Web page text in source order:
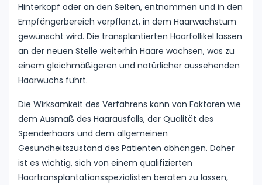
Hinterkopf oder an den Seiten, entnommen und in den
Empfängerbereich verpflanzt, in dem Haarwachstum
gewünscht wird. Die transplantierten Haarfollikel lassen
an der neuen Stelle weiterhin Haare wachsen, was zu
einem gleichmäßigeren und natürlicher aussehenden
Haarwuchs führt.
Die Wirksamkeit des Verfahrens kann von Faktoren wie
dem Ausmaß des Haarausfalls, der Qualität des
Spenderhaars und dem allgemeinen
Gesundheitszustand des Patienten abhängen. Daher
ist es wichtig, sich von einem qualifizierten
Haartransplantationsspezialisten beraten zu lassen,